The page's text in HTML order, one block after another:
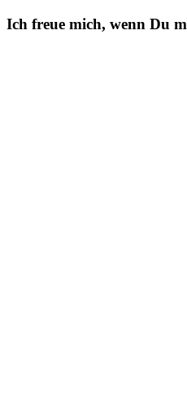
Ich freue mich, wenn Du